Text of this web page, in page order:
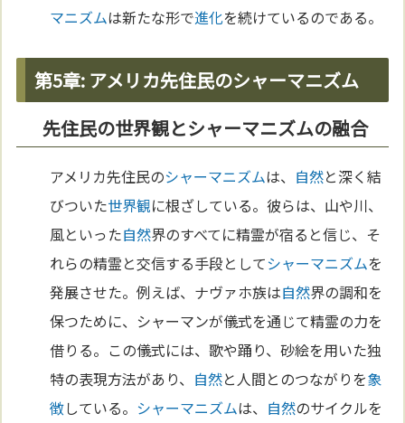
マニズムは新たな形で進化を続けているのである。
第5章: アメリカ先住民のシャーマニズム
先住民の世界観とシャーマニズムの融合
アメリカ先住民のシャーマニズムは、 自然と深く結
びついた世界観に根ざしている。彼らは、山や川、
風といった自然界のすべてに精霊が宿ると信じ、そ
れらの精霊と交信する手段としてシャーマニズムを
発展させた。例えば、ナヴァホ族は自然界の調和を
保つために、シャーマンが儀式を通じて精霊の力を
借りる。この儀式には、歌や踊り、砂絵を用いた独
特の表現方法があり、 自然と人間とのつながりを象
徴している。 シャーマニズムは、 自然のサイクルを